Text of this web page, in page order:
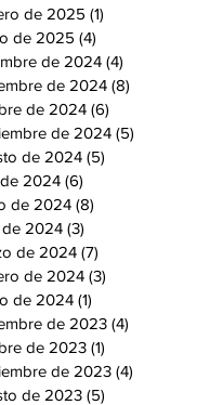
de 2025 (1)
de 2025 (4)
de 2024 (4)
de 2024 (8)
de 2024 (6)
de 2024 (5)
de 2024 (5)
2024 (6)
de 2024 (8)
2024 (3)
de 2024 (7)
de 2024 (3)
de 2024 (1)
de 2023 (4)
de 2023 (1)
de 2023 (4)
de 2023 (5)